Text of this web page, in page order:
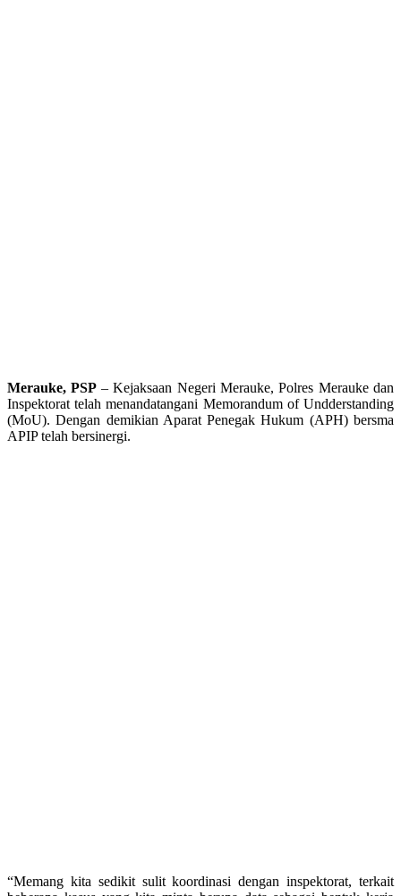
Merauke, PSP – Kejaksaan Negeri Merauke, Polres Merauke dan
Inspektorat telah menandatangani Memorandum of Undderstanding
(MoU). Dengan demikian Aparat Penegak Hukum (APH) bersma
APIP telah bersinergi.
“Memang kita sedikit sulit koordinasi dengan inspektorat, terkait